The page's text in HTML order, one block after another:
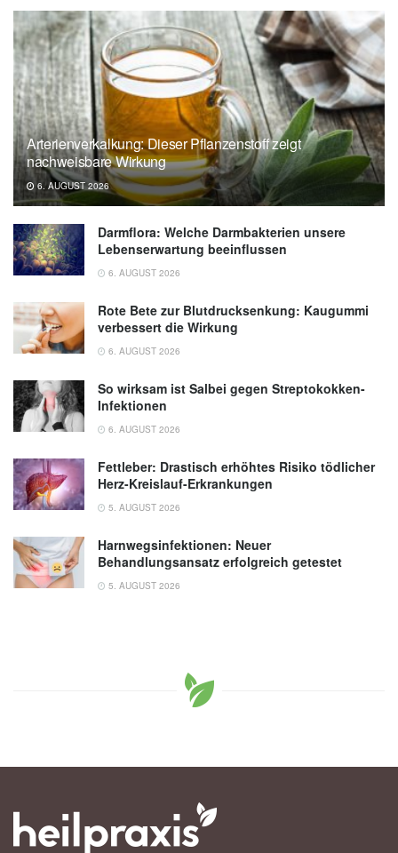
Arterienverkalkung: Dieser Pflanzenstoff zeigt
nachweisbare Wirkung
6. AUGUST 2026
Darmflora: Welche Darmbakterien unsere
Lebenserwartung beeinflussen
6. AUGUST 2026
Rote Bete zur Blutdrucksenkung: Kaugummi
verbessert die Wirkung
6. AUGUST 2026
So wirksam ist Salbei gegen Streptokokken-
Infektionen
6. AUGUST 2026
Fettleber: Drastisch erhöhtes Risiko tödlicher
Herz-Kreislauf-Erkrankungen
5. AUGUST 2026
Harnwegsinfektionen: Neuer
Behandlungsansatz erfolgreich getestet
5. AUGUST 2026